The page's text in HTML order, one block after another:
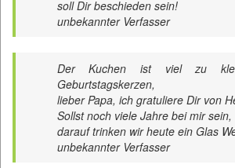
soll Dir beschieden sein!
unbekannter Verfasser
Der Kuchen ist viel zu
Geburtstagskerzen,
lieber Papa, ich gratuliere Dir von
Sollst noch viele Jahre bei mir sein,
darauf trinken wir heute ein Glas
unbekannter Verfasser